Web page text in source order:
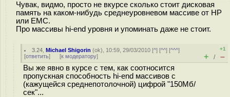
Чувак, видмо, просто не вкурсе сколько стоит дисковая
память на каком-нибудь среднеуровневом массиве от HP
или EMC.
Про массивы hi-end уровня и упоминать даже не стоит.
3.24 ,Michael Shigorin (ok), 10:59, 29/03/2010 [^] [^^] [^^^]
[ответить] [к модератору]
+1
+ / –
Вы же явно в курсе с тем, как соотносится
пропускная способность hi-end массивов с
(кажущейся среднепотолочной) цифрой "150Мб/
сек"...